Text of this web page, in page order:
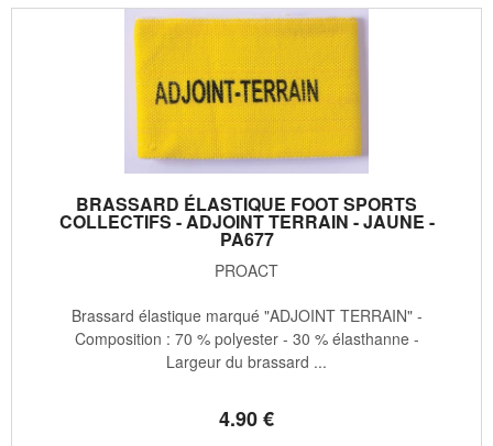
BRASSARD ÉLASTIQUE FOOT SPORTS
COLLECTIFS - ADJOINT TERRAIN - JAUNE -
PA677
PROACT
4.90€
Brassard élastique marqué "ADJOINT TERRAIN" -
Composition : 70 % polyester - 30 % élasthanne -
Largeur du brassard ...